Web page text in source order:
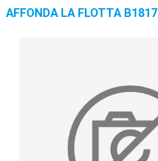
AFFONDA LA FLOTTA B1817